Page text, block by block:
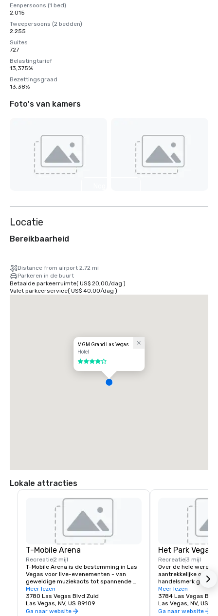
Eenpersoons (1 bed)
2.015
Tweepersoons (2 bedden)
2.255
Suites
727
Belastingtarief
13,375%
Bezettingsgraad
13,38%
Foto's van kamers
Locatie
Bereikbaarheid
Distance from airport 2.72 mi
Parkeren in de buurt
Betaalde parkeerruimte( US$ 20,00/dag )
Valet parkeerservice( US$ 40,00/dag )
MGM Grand Las Vegas
Hotel
4 van 5
Lokale attracties
T-Mobile Arena
Recreatie2 mijl
T-Mobile Arena is de bestemming in Las
Vegas voor live-evenementen - van
geweldige muziekacts tot spannende
sportevenementen - en zet een nieuwe
standaard voor wat entertainment
betekent in de stad die het beste doet. In
de T-Mobile Arena met 20.000
Meer lezen
3780 Las Vegas Blvd Zuid
Las Vegas, NV, US 89109
Ga naar website
Het Park Vegas
Recreatie3 mijl
Over de hele wereld
aantrekkelijke
handelsmerk
steden en Las
uitzondering. MGM
traditionele
opnieuw
Meer lezen
3784 Las Vegas
Las Vegas, NV, US
Ga naar website